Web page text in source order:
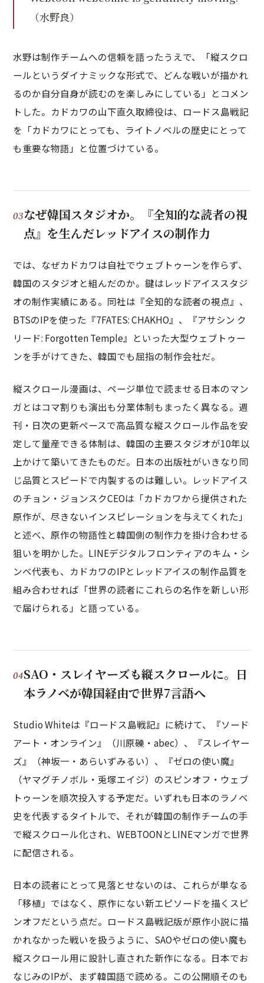
（水野良）
水野は制作チームへの信頼を語ったうえで、「縦スクロ
ールというダイナミックな形式で、どんな戦いが描かれ
るのか自分自身が読むのを楽しみにしている」とコメン
トした。カドカワの山下直久取締役は、ロードス島戦記
を「カドカワにとっても、ライトノベルの歴史にとって
も重要な物語」と位置づけている。
なぜ韓国スタジオか。『全知的な読者の視
点』を生んだレッドアイスの制作力
では、なぜカドカワは自社でウェブトゥーンを作らず、
韓国のスタジオと組んだのか。鍵はレッドアイススタジ
オの制作実績にある。同社は『全知的な読者の視点』、
BTSのIPを使った『7FATES: CHAKHO』、『アサシン ク
リード: Forgotten Temple』といった大型ウェブトゥー
ンを手がけてきた、韓国でも屈指の制作会社だ。
縦スクロール漫画は、ページ単位で読ませる日本のマン
ガとはコマ割りも演出も分業体制もまったく異なる。週
刊・日次の更新ペースで高品質な縦スクロール作品を安
定して量産できる体制は、韓国の主要スタジオが10年以
上かけて築いてきたものだ。日本の出版社がいきなり同
じ品質とスピードで内製するのは難しい。レッドアイス
のチョン・ジョンスクCEOは「カドカワから提供された
原作が、尽きないインスピレーションを与えてくれた」
と述べ、原作の物語性と韓国側の制作力を掛け合わせる
狙いを明かした。LINEデジタルフロンティアのキム・シ
ンベ代表も、カドカワのIPとレッドアイスの制作品質を
組み合わせれば「世界の読者にこれらの名作を新しい形
で届けられる」と語っている。
SAO・スレイヤーズも縦スクロールに。日
本ラノベが韓国経由で世界7言語へ
Studio Whiteは『ロードス島戦記』に続けて、『ソード
アート・オンライン』（川原礫・abec）、『スレイヤー
ズ』（神坂一・あらいずみるい）、『ゼロの使い魔』
（ヤマグチノボル・兎塚エイジ）のスピンオフ・ウェブ
トゥーンを順次投入する予定だ。いずれも日本のラノベ
史を代表するタイトルで、それが韓国の制作チームの手
で縦スクロール化され、WEBTOONとLINEマンガで世界
に配信される。
日本の読者にとって見落とせないのは、これらが単なる
「移植」ではなく、原作にない新エピソードを描くスピ
ンオフだという点だ。ロードス島戦記版が原作小説に描
かれなかった戦いを扱うように、SAOやゼロの使い魔も
縦スクロール用に設計し直された新作になる。日本でお
なじみのIPが、まず韓国語で読める。この公開順そのも